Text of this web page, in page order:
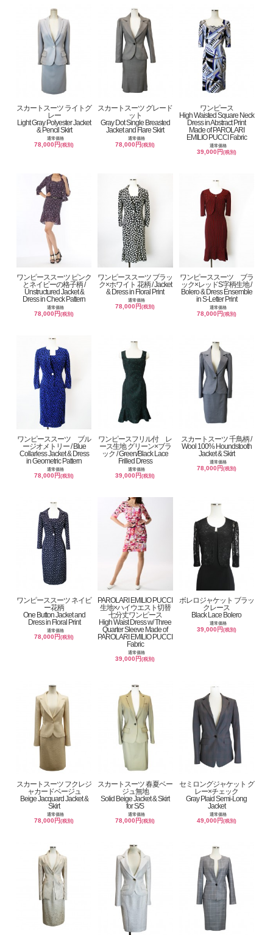
スカートスーツ ライトグ
レー
Light Gray Polyester Jacket
& Pencil Skirt
通常価格
78,000円(税別)
スカートスーツ グレード
ット
Gray Dot Single Breasted
Jacket and Flare Skirt
通常価格
78,000円(税別)
ワンピース
High Waisted Square Neck
Dress in Abstract Print
Made of PAROLARI
EMILIO PUCCI Fabric
通常価格
39,000円 (税別)
ワンピーススーツ ピンク
とネイビーの格子柄 /
Unstructured Jacket &
Dress in Check Pattern
通常価格
78,000円(税別)
ワンピーススーツ ブラッ
ク×ホワイト 花柄 / Jacket
& Dress in Floral Print
通常価格
78,000円(税別)
ワンピーススーツ ブラ
ック×レッドS字柄生地 /
Bolero & Dress Ensemble
in S-Letter Print
通常価格
78,000円 (税別)
ワンピーススーツ ブル
ージオメトリー / Blue
Collarless Jacket & Dress
in Geometric Pattern
通常価格
78,000円(税別)
ワンピースフリル付 レ
ース生地 グリーン×ブラ
ック / Green/Black Lace
Frilled Dress
通常価格
39,000円(税別)
スカートスーツ 千鳥柄 /
Wool 100% Houndstooth
Jacket & Skirt
通常価格
78,000円 (税別)
ワンピーススーツ ネイビ
ー花柄
One Button Jacket and
Dress in Floral Print
通常価格
78,000円(税別)
PAROLARI EMILIO PUCCI
生地×ハイウエスト切替
七分丈ワンピース
High Waist Dress w/ Three
Quarter Sleeve Made of
PAROLARI EMILIO PUCCI
Fabric
通常価格
39,000円(税別)
ボレロジャケット ブラッ
クレース
Black Lace Bolero
通常価格
39,000円 (税別)
スカートスーツ フクレジ
ャカードベージュ
Beige Jacquard Jacket &
Skirt
通常価格
78,000円(税別)
スカートスーツ 春夏ベー
ジュ無地
Solid Beige Jacket & Skirt
for S/S
通常価格
78,000円(税別)
セミロングジャケット グ
レー×チェック
Gray Plaid Semi-Long
Jacket
通常価格
49,000円 (税別)